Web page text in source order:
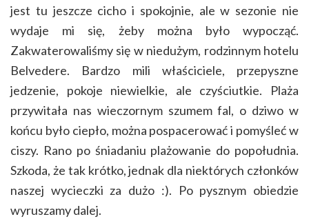
jest tu jeszcze cicho i spokojnie, ale w sezonie nie
wydaje mi się, żeby można było wypocząć.
Zakwaterowaliśmy się w niedużym, rodzinnym hotelu
Belvedere. Bardzo mili właściciele, przepyszne
jedzenie, pokoje niewielkie, ale czyściutkie. Plaża
przywitała nas wieczornym szumem fal, o dziwo w
końcu było ciepło, można pospacerować i pomyśleć w
ciszy. Rano po śniadaniu plażowanie do popołudnia.
Szkoda, że tak krótko, jednak dla niektórych członków
naszej wycieczki za dużo :). Po pysznym obiedzie
wyruszamy dalej.